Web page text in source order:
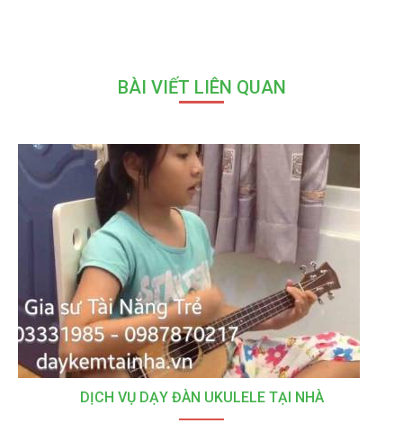
BÀI VIẾT LIÊN QUAN
DỊCH VỤ DẠY ĐÀN UKULELE TẠI NHÀ